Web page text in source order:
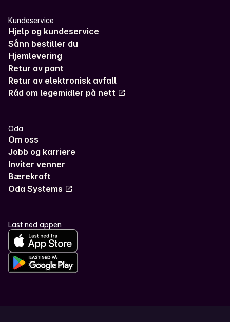
Kundeservice
Hjelp og kundeservice
Sånn bestiller du
Hjemlevering
Retur av pant
Retur av elektronisk avfall
Råd om legemidler på nett
Oda
Om oss
Jobb og karriere
Inviter venner
Bærekraft
Oda Systems
Last ned appen